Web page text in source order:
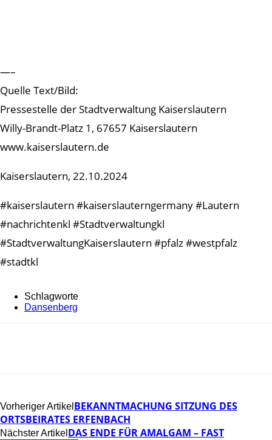
—–
Quelle Text/Bild:
Pressestelle der Stadtverwaltung Kaiserslautern
Willy-Brandt-Platz 1, 67657 Kaiserslautern
www.kaiserslautern.de
Kaiserslautern, 22.10.2024
#kaiserslautern #kaiserslauterngermany #Lautern
#nachrichtenkl #Stadtverwaltungkl
#StadtverwaltungKaiserslautern #pfalz #westpfalz
#stadtkl
Schlagworte
Dansenberg
Vorheriger Artikel BEKANNTMACHUNG SITZUNG DES
ORTSBEIRATES ERFENBACH
Nächster Artikel DAS ENDE FÜR AMALGAM – FAST